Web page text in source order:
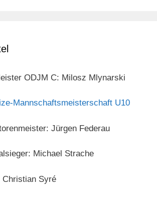
ODJM C: Milosz Mlynarski
Mannschaftsmeisterschaft U10
Jürgen Federau
Michael Strache
Christian Syré